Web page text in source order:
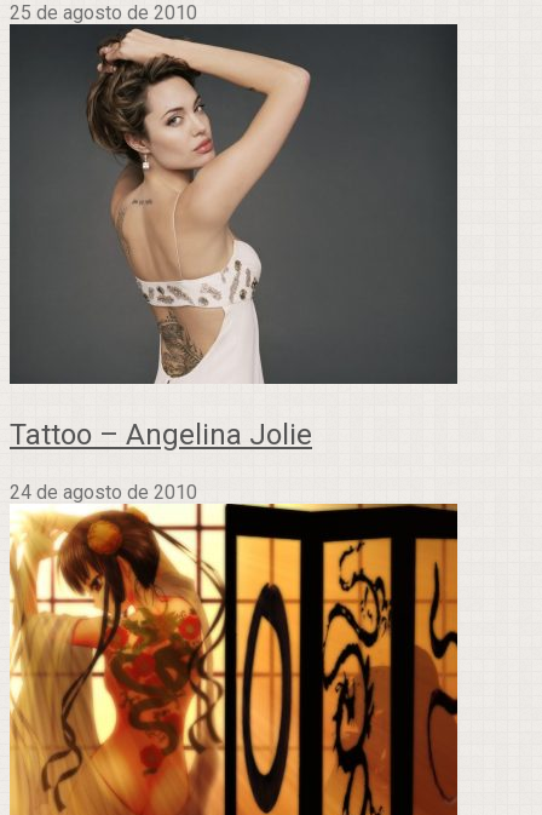
25 de agosto de 2010
Tattoo – Angelina Jolie
24 de agosto de 2010